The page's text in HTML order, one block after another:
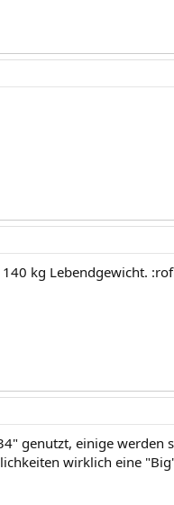
kg Lebendgewicht.
genutzt, einige werden
wirklich eine